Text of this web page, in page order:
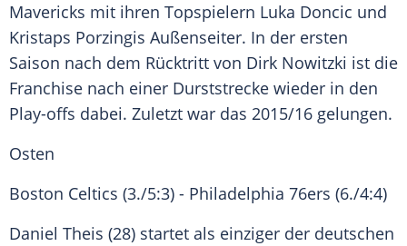
Mavericks mit ihren Topspielern Luka Doncic und
Kristaps Porzingis Außenseiter. In der ersten
Saison nach dem Rücktritt von Dirk Nowitzki ist die
Franchise nach einer Durststrecke wieder in den
Play-offs dabei. Zuletzt war das 2015/16 gelungen.
Osten
Boston Celtics (3./5:3) - Philadelphia 76ers (6./4:4)
Daniel Theis (28) startet als einziger der deutschen